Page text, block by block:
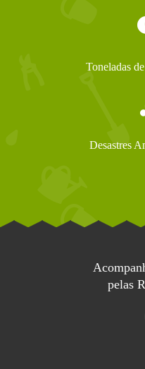
Toneladas
Desastres
pelas